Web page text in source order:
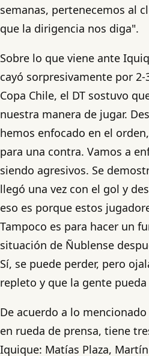
semanas, pertenecemos al
que la dirigencia nos diga".
Sobre lo que viene ante
cayó sorpresivamente por 2-
Copa Chile, el DT sostuvo
nuestra manera de jugar.
hemos enfocado en el
para una contra. Vamos a
siendo agresivos. Se
llegó una vez con el gol y
eso es porque estos
Tampoco es para hacer un
situación de Ñublense
Sí, se puede perder, pero
repleto y que la gente
De acuerdo a lo
en rueda de prensa, tiene
Iquique: Matías Plaza,